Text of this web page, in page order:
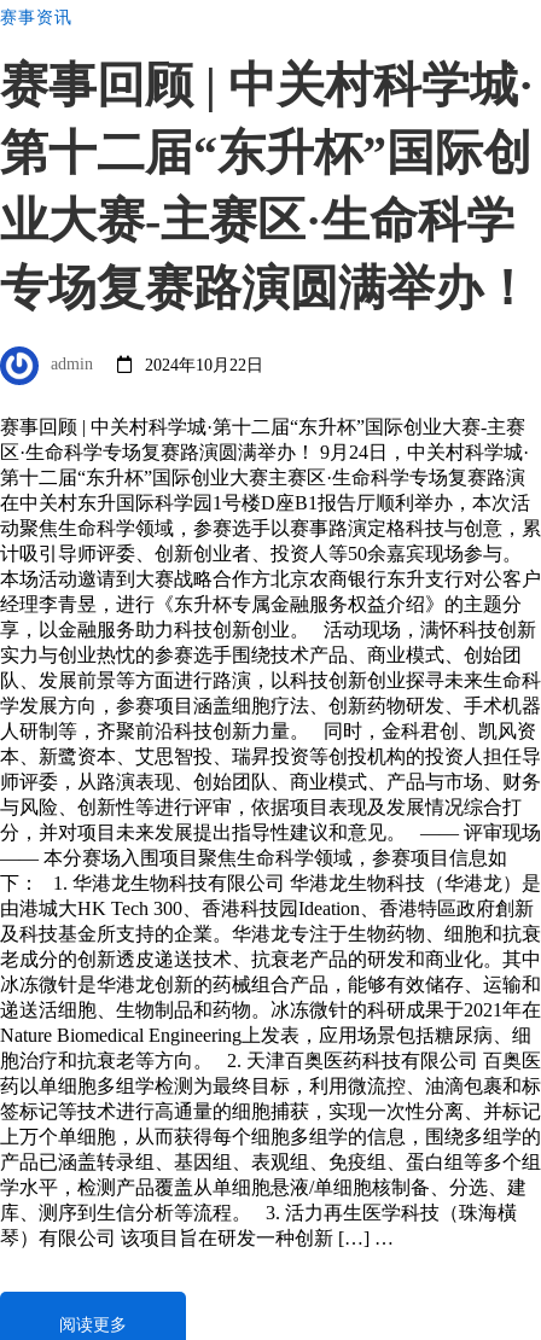
赛事资讯
赛事回顾 | 中关村科学城·
第十二届“东升杯”国际创
业大赛-主赛区·生命科学
专场复赛路演圆满举办！
admin 2024年10月22日
赛事回顾 | 中关村科学城·第十二届“东升杯”国际创业大赛-主赛
区·生命科学专场复赛路演圆满举办！ 9月24日，中关村科学城·
第十二届“东升杯”国际创业大赛主赛区·生命科学专场复赛路演
在中关村东升国际科学园1号楼D座B1报告厅顺利举办，本次活
动聚焦生命科学领域，参赛选手以赛事路演定格科技与创意，累
计吸引导师评委、创新创业者、投资人等50余嘉宾现场参与。
本场活动邀请到大赛战略合作方北京农商银行东升支行对公客户
经理李青昱，进行《东升杯专属金融服务权益介绍》的主题分
享，以金融服务助力科技创新创业。 活动现场，满怀科技创新
实力与创业热忱的参赛选手围绕技术产品、商业模式、创始团
队、发展前景等方面进行路演，以科技创新创业探寻未来生命科
学发展方向，参赛项目涵盖细胞疗法、创新药物研发、手术机器
人研制等，齐聚前沿科技创新力量。 同时，金科君创、凯风资
本、新鹭资本、艾思智投、瑞昇投资等创投机构的投资人担任导
师评委，从路演表现、创始团队、商业模式、产品与市场、财务
与风险、创新性等进行评审，依据项目表现及发展情况综合打
分，并对项目未来发展提出指导性建议和意见。 —— 评审现场
—— 本分赛场入围项目聚焦生命科学领域，参赛项目信息如
下： 1. 华港龙生物科技有限公司 华港龙生物科技（华港龙）是
由港城大HK Tech 300、香港科技园Ideation、香港特區政府創新
及科技基金所支持的企業。华港龙专注于生物药物、细胞和抗衰
老成分的创新透皮递送技术、抗衰老产品的研发和商业化。其中
冰冻微针是华港龙创新的药械组合产品，能够有效储存、运输和
递送活细胞、生物制品和药物。冰冻微针的科研成果于2021年在
Nature Biomedical Engineering上发表，应用场景包括糖尿病、细
胞治疗和抗衰老等方向。 2. 天津百奥医药科技有限公司 百奥医
药以单细胞多组学检测为最终目标，利用微流控、油滴包裹和标
签标记等技术进行高通量的细胞捕获，实现一次性分离、并标记
上万个单细胞，从而获得每个细胞多组学的信息，围绕多组学的
产品已涵盖转录组、基因组、表观组、免疫组、蛋白组等多个组
学水平，检测产品覆盖从单细胞悬液/单细胞核制备、分选、建
库、测序到生信分析等流程。 3. 活力再生医学科技（珠海橫
琴）有限公司 该项目旨在研发一种创新 […] …
阅读更多